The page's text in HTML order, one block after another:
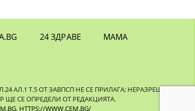
24 ЗДРАВЕ
МАМА
АЛ.1 Т.5 ОТ ЗАВПСП НЕ СЕ ПРИЛАГА; НЕРАЗРЕШЕНОТО
СЕ ОПРЕДЕЛИ ОТ РЕДАКЦИЯТА.
, HTTPS://WWW.CEM.BG/